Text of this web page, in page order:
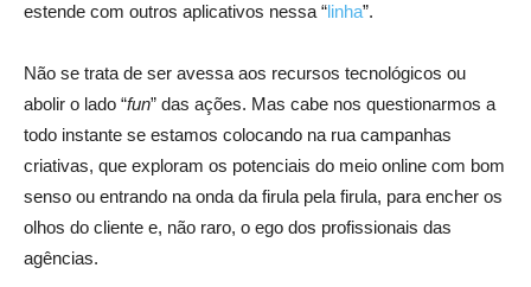
estende com outros aplicativos nessa “linha”.
Não se trata de ser avessa aos recursos tecnológicos ou
abolir o lado “fun” das ações. Mas cabe nos questionarmos a
todo instante se estamos colocando na rua campanhas
criativas, que exploram os potenciais do meio online com bom
senso ou entrando na onda da firula pela firula, para encher os
olhos do cliente e, não raro, o ego dos profissionais das
agências.